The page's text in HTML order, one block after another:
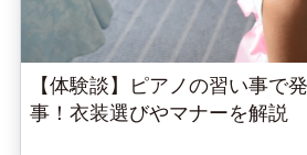
【体験談】ピアノの習い事で
事！衣装選びやマナーを解説